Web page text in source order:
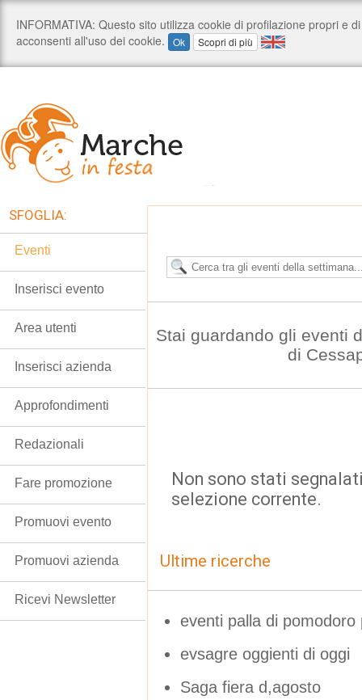
Stai guardando gli eventi
di
Non sono stati
selezione corrente.
Ultime ricerche
eventi palla di
evsagre oggienti di oggi
Saga fiera d,agosto
SFOGLIA:
Eventi
Inserisci evento
Area utenti
Inserisci azienda
Approfondimenti
Redazionali
Fare promozione
Promuovi evento
Promuovi azienda
Ricevi Newsletter